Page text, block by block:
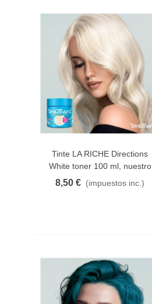
FAVORITO
Tinte LA RICHE Directions
White toner 100 ml, nuestro
TONER Mágico.
8,50 € (impuestos inc.)